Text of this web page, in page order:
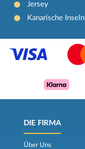
Jersey
Kanarische Inseln
DIE FIRMA
Über Uns